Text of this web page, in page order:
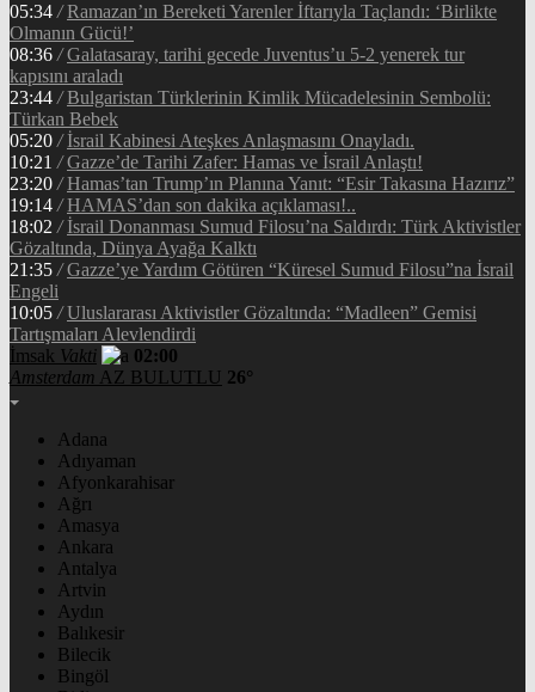
05:34 / Ramazan’ın Bereketi Yarenler İftarıyla Taçlandı: ‘Birlikte
Olmanın Gücü!’
08:36 / Galatasaray, tarihi gecede Juventus’u 5-2 yenerek tur
kapısını araladı
23:44 / Bulgaristan Türklerinin Kimlik Mücadelesinin Sembolü:
Türkan Bebek
05:20 / İsrail Kabinesi Ateşkes Anlaşmasını Onayladı.
10:21 / Gazze’de Tarihi Zafer: Hamas ve İsrail Anlaştı!
23:20 / Hamas’tan Trump’ın Planına Yanıt: “Esir Takasına Hazırız”
19:14 / HAMAS’dan son dakika açıklaması!..
18:02 / İsrail Donanması Sumud Filosu’na Saldırdı: Türk Aktivistler
Gözaltında, Dünya Ayağa Kalktı
21:35 / Gazze’ye Yardım Götüren “Küresel Sumud Filosu”na İsrail
Engeli
10:05 / Uluslararası Aktivistler Gözaltında: “Madleen” Gemisi
Tartışmaları Alevlendirdi
İmsak Vakti
02:00
Amsterdam AZ BULUTLU 26°
Adana
Adıyaman
Afyonkarahisar
Ağrı
Amasya
Ankara
Antalya
Artvin
Aydın
Balıkesir
Bilecik
Bingöl